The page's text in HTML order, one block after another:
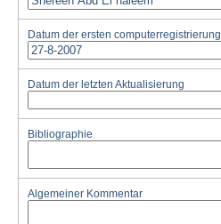
Datum der ersten computerregistrierung
Datum der letzten Aktualisierung
Bibliographie
Algemeiner Kommentar